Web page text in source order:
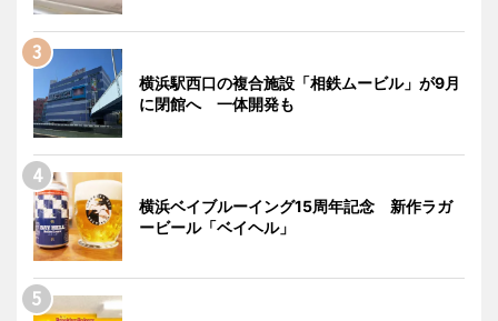
横浜駅西口の複合施設「相鉄ムービル」が9月
に閉館へ 一体開発も
横浜ベイブルーイング15周年記念 新作ラガ
ービール「ベイヘル」